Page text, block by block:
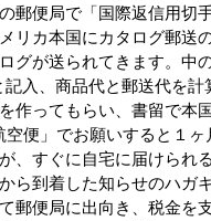
郵便局で「国際返信用切
リカ本国にカタログ郵送
グが送られてきます。中
記入、商品代と郵送代を計
作ってもらい、書留で本
空便」でお願いすると１
、すぐに自宅に届けられ
ら到着した知らせのハガ
郵便局に出向き、税金を